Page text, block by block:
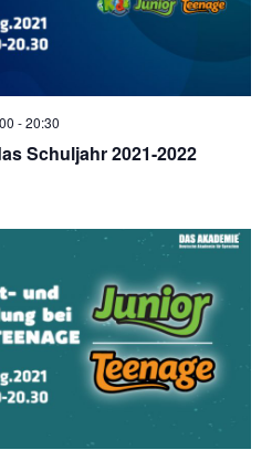
-20:30
Schuljahr 2021-2022